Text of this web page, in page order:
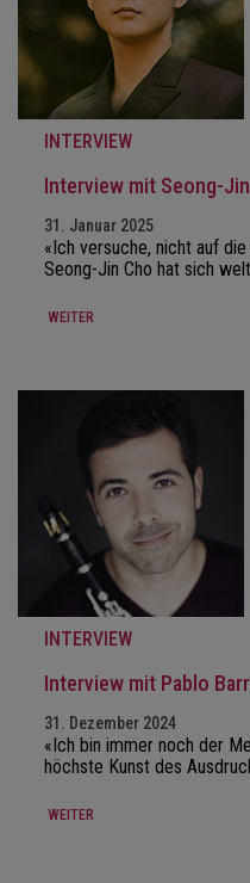
INTERVIEW
Interview mit Seong-
31. Januar 2025
«Ich versuche, nicht auf
Seong-Jin Cho hat sich
WEITER
INTERVIEW
Interview mit Pablo
31. Dezember 2024
«Ich bin immer noch der
höchste Kunst des
WEITER